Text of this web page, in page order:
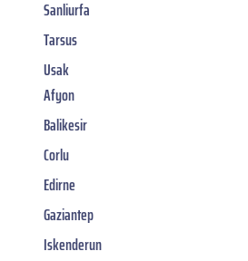
Sanliurfa
Tarsus
Usak
Afyon
Balikesir
Corlu
Edirne
Gaziantep
Iskenderun